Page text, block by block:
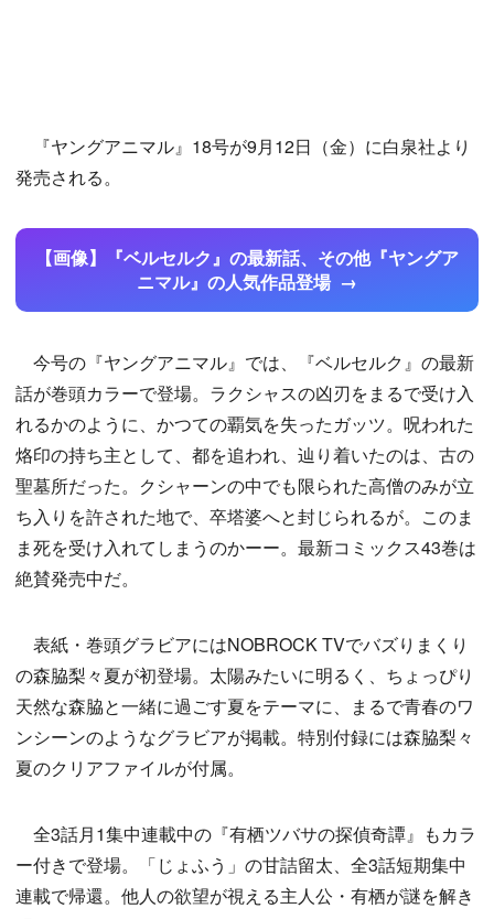
『ヤングアニマル』18号が9月12日（金）に白泉社より
発売される。
【画像】『ベルセルク』の最新話、その他『ヤングア
ニマル』の人気作品登場
今号の『ヤングアニマル』では、『ベルセルク』の最新
話が巻頭カラーで登場。ラクシャスの凶刃をまるで受け入
れるかのように、かつての覇気を失ったガッツ。呪われた
烙印の持ち主として、都を追われ、辿り着いたのは、古の
聖墓所だった。クシャーンの中でも限られた高僧のみが立
ち入りを許された地で、卒塔婆へと封じられるが。このま
ま死を受け入れてしまうのかーー。最新コミックス43巻は
絶賛発売中だ。
表紙・巻頭グラビアにはNOBROCK TVでバズりまくり
の森脇梨々夏が初登場。太陽みたいに明るく、ちょっぴり
天然な森脇と一緒に過ごす夏をテーマに、まるで青春のワ
ンシーンのようなグラビアが掲載。特別付録には森脇梨々
夏のクリアファイルが付属。
全3話月1集中連載中の『有栖ツバサの探偵奇譚』もカラ
ー付きで登場。「じょふう」の甘詰留太、全3話短期集中
連載で帰還。他人の欲望が視える主人公・有栖が謎を解き